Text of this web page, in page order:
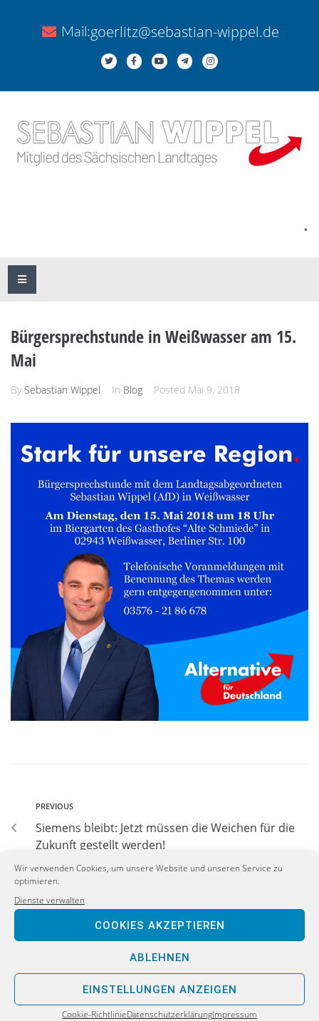
Wir verwenden Cookies, um unsere Website und unseren Service zu
optimieren.
Dienste verwalten
COOKIES AKZEPTIEREN
ABLEHNEN
EINSTELLUNGEN ANZEIGEN
Cookie-RichtlinieDatenschutzerklärungImpressum
Mail:goerlitz@sebastian-wippel.de
.
Bürgersprechstunde in Weißwasser am 15.
Mai
By Sebastian Wippel In Blog Posted Mai 9, 2018
PREVIOUS
Siemens bleibt: Jetzt müssen die Weichen für die
Zukunft gestellt werden!
Fraktion vor Ort – Bürgergespräch zur
Landespolitik, mit Silke Grimm